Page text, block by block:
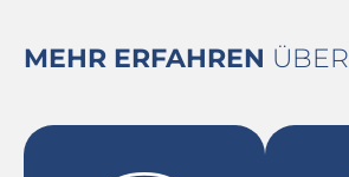
MEHR ERFAHREN ÜBER